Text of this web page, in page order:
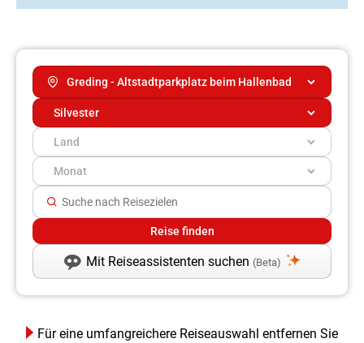
Mit Reiseassistenten suchen (Beta)
Für eine umfangreichere Reiseauswahl entfernen Sie